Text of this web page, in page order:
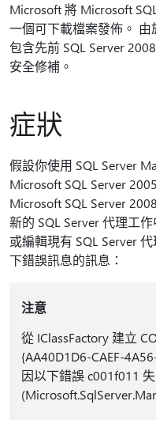
Microsoft 將 Microsoft
一個可下載檔案發佈。
包含先前 SQL Server
安全修補。
症狀
假設你使用 SQL Server
Microsoft SQL Server
Microsoft SQL Server
新的 SQL Server 代理工
或編輯現有 SQL Server
下錯誤訊息的訊息：
注意
從 IClassFactory 建立
{AA40D1D6-CAEF-
因以下錯誤 c001f011 失